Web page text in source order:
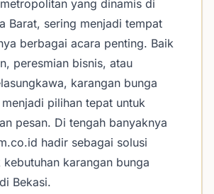
yang dinamis di
Barat, sering menjadi tempat
berbagai acara penting. Baik
peresmian bisnis, atau
karangan bunga
pilihan tepat untuk
pesan. Di tengah banyaknya
hadir sebagai solusi
karangan bunga
Bekasi.